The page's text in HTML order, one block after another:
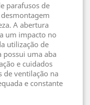
parafusos de
A abertura
um impacto no
utilização de
possui uma aba
e cuidados
de ventilação na
e constante